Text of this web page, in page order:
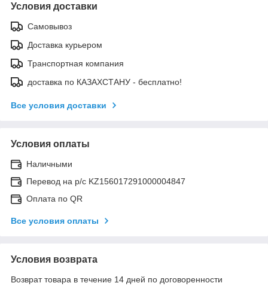
Условия доставки
Самовывоз
Доставка курьером
Транспортная компания
доставка по КАЗАХСТАНУ - бесплатно!
Все условия доставки
Условия оплаты
Наличными
Перевод на р/с KZ156017291000004847
Оплата по QR
Все условия оплаты
Условия возврата
Возврат товара в течение 14 дней по договоренности